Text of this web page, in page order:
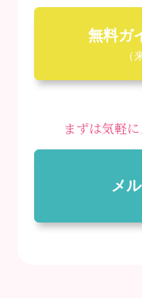
無料ガ
（
まずは気軽
メ